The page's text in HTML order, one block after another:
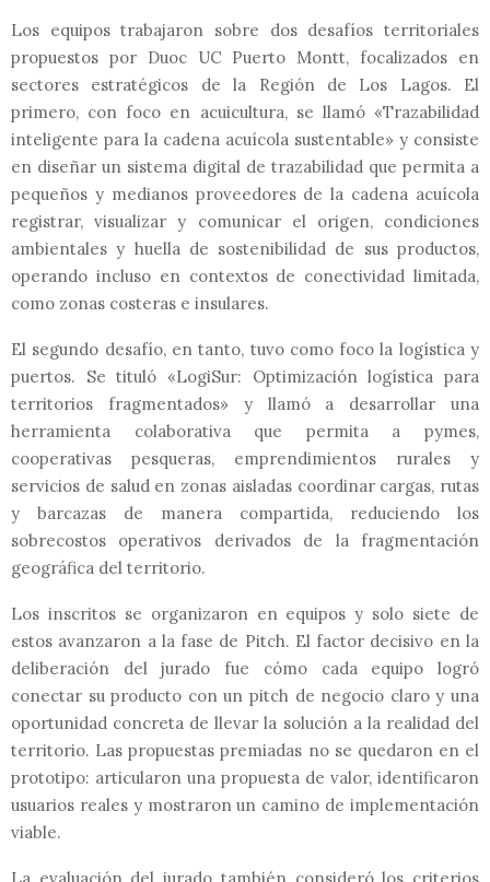
Los equipos trabajaron sobre dos desafíos territoriales
propuestos por Duoc UC Puerto Montt, focalizados en
sectores estratégicos de la Región de Los Lagos. El
primero, con foco en acuicultura, se llamó «Trazabilidad
inteligente para la cadena acuícola sustentable» y consiste
en diseñar un sistema digital de trazabilidad que permita a
pequeños y medianos proveedores de la cadena acuícola
registrar, visualizar y comunicar el origen, condiciones
ambientales y huella de sostenibilidad de sus productos,
operando incluso en contextos de conectividad limitada,
como zonas costeras e insulares.
El segundo desafío, en tanto, tuvo como foco la logística y
puertos. Se tituló «LogiSur: Optimización logística para
territorios fragmentados» y llamó a desarrollar una
herramienta colaborativa que permita a pymes,
cooperativas pesqueras, emprendimientos rurales y
servicios de salud en zonas aisladas coordinar cargas, rutas
y barcazas de manera compartida, reduciendo los
sobrecostos operativos derivados de la fragmentación
geográfica del territorio.
Los inscritos se organizaron en equipos y solo siete de
estos avanzaron a la fase de Pitch. El factor decisivo en la
deliberación del jurado fue cómo cada equipo logró
conectar su producto con un pitch de negocio claro y una
oportunidad concreta de llevar la solución a la realidad del
territorio. Las propuestas premiadas no se quedaron en el
prototipo: articularon una propuesta de valor, identificaron
usuarios reales y mostraron un camino de implementación
viable.
La evaluación del jurado también consideró los criterios